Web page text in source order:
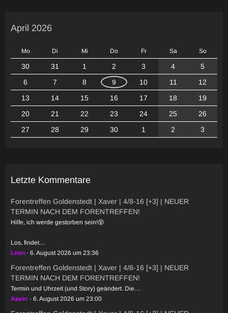
April 2026
Mo Di Mi Do Fr Sa So
30 31 1 2 3 4
5
6
7 8 9 10 11
12
13
14 15 16 17 18
19
20
21 22 23 24 25
26
27
28 29 30 1 2 3
Letzte Kommentare
Forentreffen Goldenstedt | Xaver | 4/8-16 [+3] | NEUER
TERMIN NACH DEM FORENTREFFEN!
Hilfe, ich werde gestorben sein!😵
Los, findet…
Leon
6. August 2026 um 23:36
Forentreffen Goldenstedt | Xaver | 4/8-16 [+3] | NEUER
TERMIN NACH DEM FORENTREFFEN!
Termin und Uhrzeit (und Story) geändert. Die…
Xaver
6. August 2026 um 23:00